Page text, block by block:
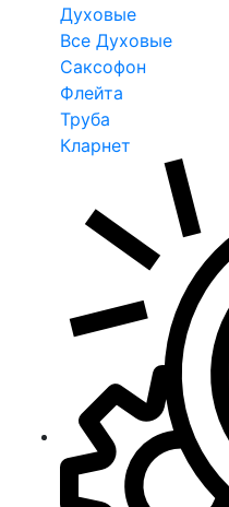
Духовые
Все Духовые
Саксофон
Флейта
Труба
Кларнет